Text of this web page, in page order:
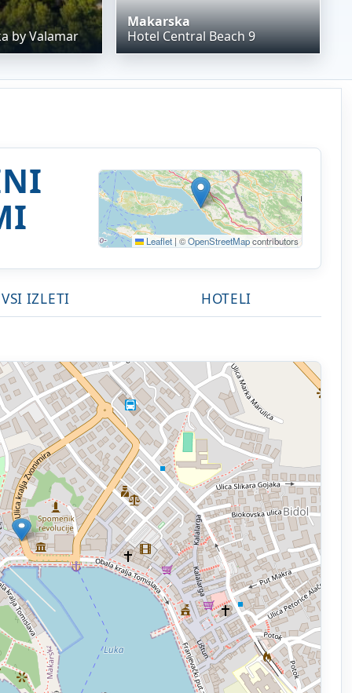
by Valamar
Makarska
Hotel Central Beach 9
Leaflet | ©OpenStreetMapcontributors
VSI IZLETI HOTELI